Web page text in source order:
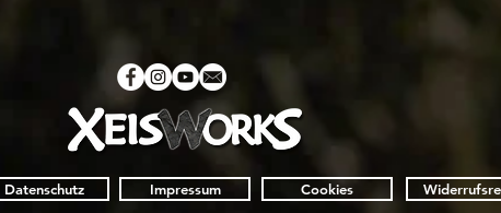
Datenschutz Impressum Cookies